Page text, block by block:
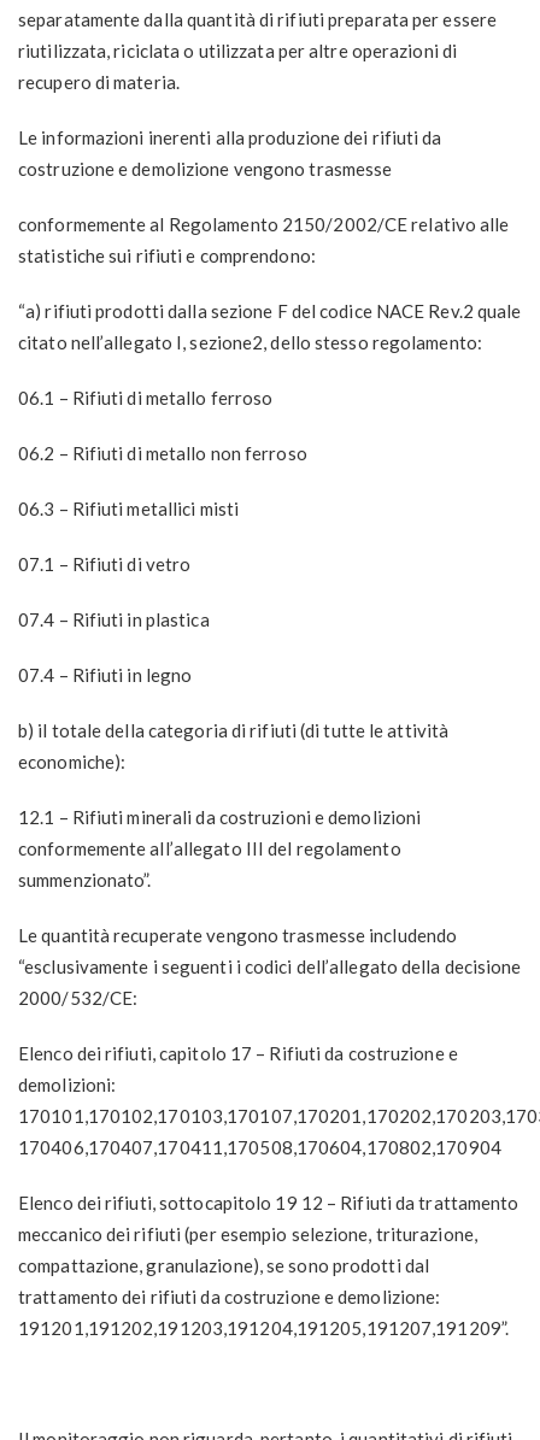
separatamente dalla quantità di rifiuti preparata per essere
riutilizzata, riciclata o utilizzata per altre operazioni di
recupero di materia.
Le informazioni inerenti alla produzione dei rifiuti da
costruzione e demolizione vengono trasmesse
conformemente al Regolamento 2150/2002/CE relativo alle
statistiche sui rifiuti e comprendono:
“a) rifiuti prodotti dalla sezione F del codice NACE Rev.2 quale
citato nell’allegato I, sezione2, dello stesso regolamento:
06.1 – Rifiuti di metallo ferroso
06.2 – Rifiuti di metallo non ferroso
06.3 – Rifiuti metallici misti
07.1 – Rifiuti di vetro
07.4 – Rifiuti in plastica
07.4 – Rifiuti in legno
b) il totale della categoria di rifiuti (di tutte le attività
economiche):
12.1 – Rifiuti minerali da costruzioni e demolizioni
conformemente all’allegato III del regolamento
summenzionato”.
Le quantità recuperate vengono trasmesse includendo
“esclusivamente i seguenti i codici dell’allegato della decisione
2000/532/CE:
Elenco dei rifiuti, capitolo 17 – Rifiuti da costruzione e
demolizioni:
170406,170407,170411,170508,170604,170802,170904
Elenco dei rifiuti, sottocapitolo 19 12 – Rifiuti da trattamento
meccanico dei rifiuti (per esempio selezione, triturazione,
compattazione, granulazione), se sono prodotti dal
trattamento dei rifiuti da costruzione e demolizione:
191201,191202,191203,191204,191205,191207,191209”.